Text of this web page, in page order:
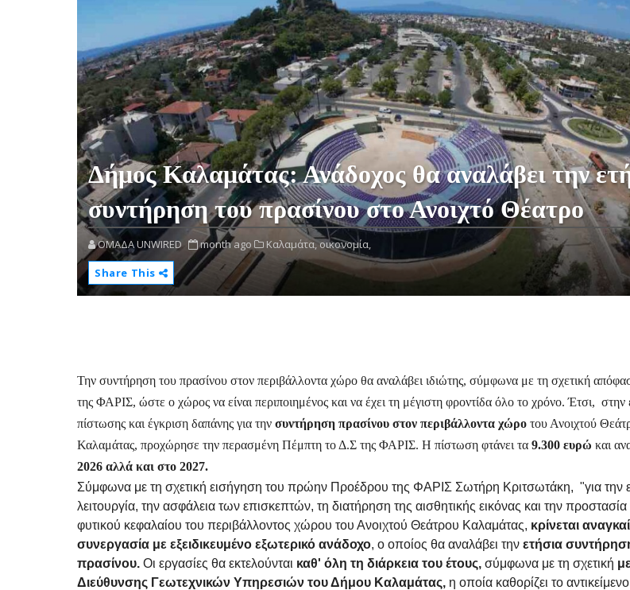
Δήμος Καλαμάτας: Ανάδοχος θα αναλάβει την
συντήρηση του πρασίνου στο Ανοιχτό Θέατρο
OMAΔΑ UNWIRED month ago Καλαμάτα,οικονομία,
Share This
Την συντήρηση του πρασίνου στον περιβάλλοντα χώρο θα αναλάβει ιδιώτης, σύμφωνα με τη σχετική
της ΦΑΡΙΣ, ώστε ο χώρος να είναι περιποιημένος και να έχει τη μέγιστη φροντίδα όλο το χρόνο. Έτσι, στην
πίστωσης και έγκριση δαπάνης για την συντήρηση πρασίνου στον περιβάλλοντα χώρο του Ανοιχτού
Καλαμάτας, προχώρησε την περασμένη Πέμπτη το Δ.Σ της ΦΑΡΙΣ. Η πίστωση φτάνει τα 9.300 ευρώ και
2026 αλλά και στο 2027.
Σύμφωνα με τη σχετική εισήγηση του πρώην Προέδρου της ΦΑΡΙΣ Σωτήρη Κριτσωτάκη, "για την
λειτουργία, την ασφάλεια των επισκεπτών, τη διατήρηση της αισθητικής εικόνας και την προστασία
φυτικού κεφαλαίου του περιβάλλοντος χώρου του Ανοιχτού Θεάτρου Καλαμάτας, κρίνεται
συνεργασία με εξειδικευμένο εξωτερικό ανάδοχο, ο οποίος θα αναλάβει την ετήσια
πρασίνου. Οι εργασίες θα εκτελούνται καθ' όλη τη διάρκεια του έτους, σύμφωνα με τη σχετική
Διεύθυνσης Γεωτεχνικών Υπηρεσιών του Δήμου Καλαμάτας, η οποία καθορίζει το